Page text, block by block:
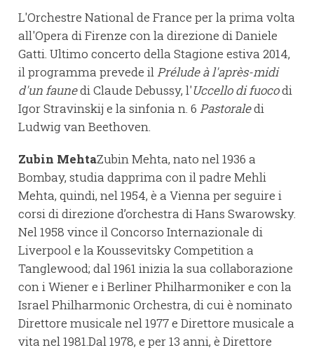
L'Orchestre National de France per la prima volta
all'Opera di Firenze con la direzione di Daniele
Gatti. Ultimo concerto della Stagione estiva 2014,
il programma prevede ilPrélude à l'après-midi
d'un faunedi Claude Debussy, l'Uccello di fuocodi
Igor Stravinskij e la sinfonia n. 6 Pastoraledi
Ludwig van Beethoven.
Zubin MehtaZubin Mehta, nato nel 1936 a
Bombay, studia dapprima con il padre Mehli
Mehta, quindi, nel 1954, è a Vienna per seguire i
corsi di direzione d’orchestra di Hans Swarowsky.
Nel 1958 vince il Concorso Internazionale di
Liverpool e la Koussevitsky Competition a
Tanglewood; dal 1961 inizia la sua collaborazione
con i Wiener e i Berliner Philharmoniker e con la
Israel Philharmonic Orchestra, di cui è nominato
Direttore musicale nel 1977 e Direttore musicale a
vita nel 1981.Dal 1978, e per 13 anni, è Direttore